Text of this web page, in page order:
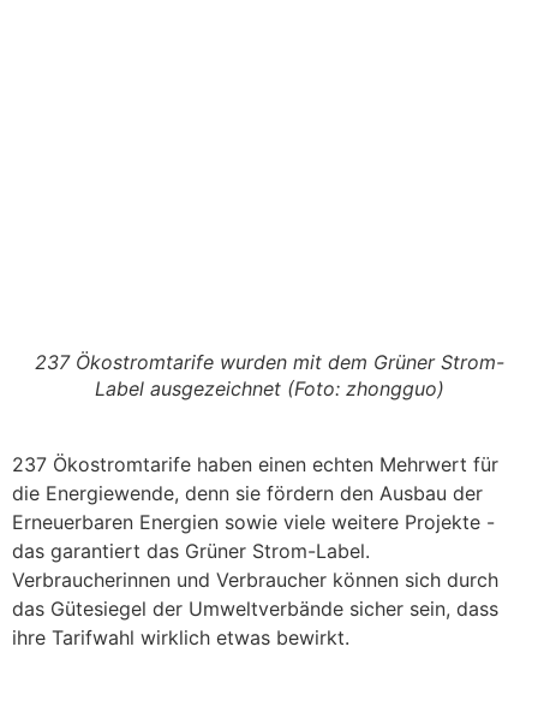
237 Ökostromtarife wurden mit dem Grüner Strom-
Label ausgezeichnet (Foto: zhongguo)
237 Ökostromtarife haben einen echten Mehrwert für
die Energiewende, denn sie fördern den Ausbau der
Erneuerbaren Energien sowie viele weitere Projekte -
das garantiert das Grüner Strom-Label.
Verbraucherinnen und Verbraucher können sich durch
das Gütesiegel der Umweltverbände sicher sein, dass
ihre Tarifwahl wirklich etwas bewirkt.